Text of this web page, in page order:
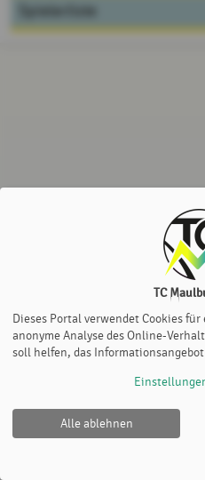
Spielerliste
TC Maulburg e. V. |
TC
Dieses Portal verwendet Cookies
anonyme Analyse des Online-
soll helfen, das
Alle ablehnen